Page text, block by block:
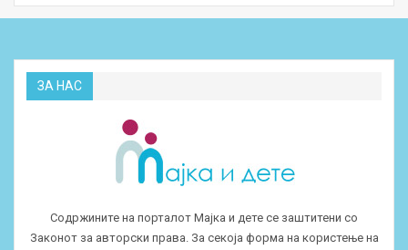
ЗА НАС
Содржините на порталот Мајка и дете се заштитени со
Законот за авторски права. За секоја форма на користење на